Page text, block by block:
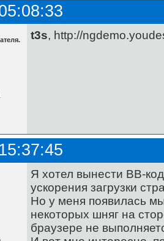
t3s, http://
Я хотел вынести BB-
ускорения загрузки
Но у меня появилась
некоторых шняг на
браузере не